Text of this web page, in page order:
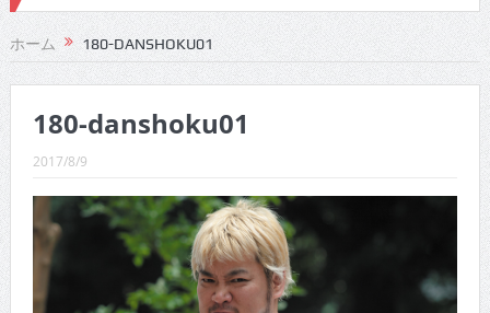
CINEMA×STYLE 292号
CINEMA×STYLE 291号
CINEMA×STYLE 290号
CINEMA×STYLE 289号
CINEMA×STYLE 288号
CINEMA×STYLE 287号
CINEMA×STYLE 286号
ホーム 180-DANSHOKU01
180-danshoku01
2017/8/9